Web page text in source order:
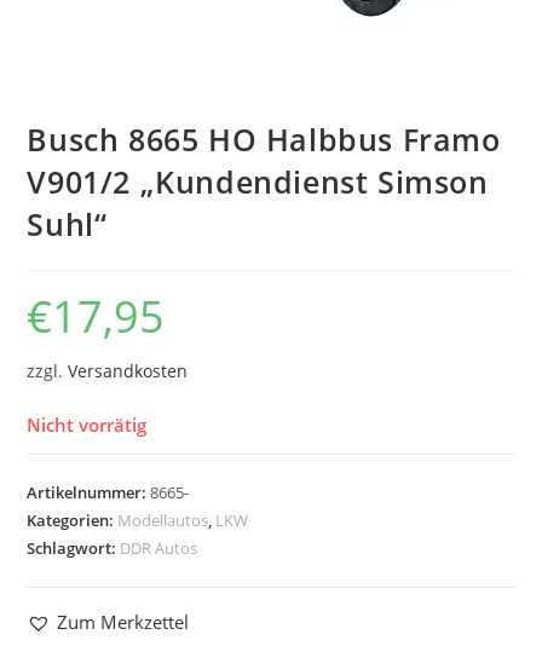
Busch 8665 HO Halbbus Framo
V901/2 „Kundendienst Simson
Suhl“
€17,95
zzgl.Versandkosten
Nicht vorrätig
Artikelnummer:8665-
Kategorien: Modellautos, LKW
Schlagwort: DDR Autos
Zum Merkzettel